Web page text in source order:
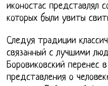
иконостас представлял
которых были увиты
Следуя традиции
связанный с лучшими
Боровиковский перенес
представления о